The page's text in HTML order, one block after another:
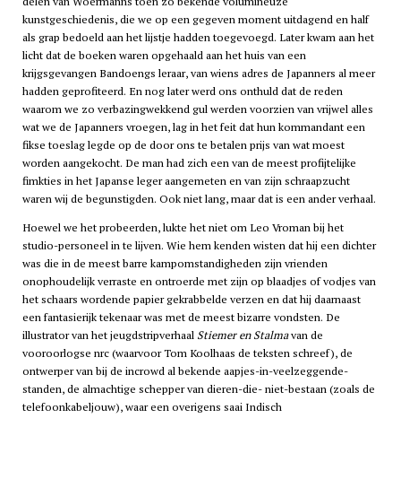
kunstgeschiedenis, die we op een gegeven moment uitdagend en half
als grap bedoeld aan het lijstje hadden toegevoegd. Later kwam aan het
licht dat de boeken waren opgehaald aan het huis van een
krijgsgevangen Bandoengs leraar, van wiens adres de Japanners al meer
hadden geprofiteerd. En nog later werd ons onthuld dat de reden
waarom we zo verbazingwekkend gul werden voorzien van vrijwel alles
wat we de Japanners vroegen, lag in het feit dat hun kommandant een
fikse toeslag legde op de door ons te betalen prijs van wat moest
worden aangekocht. De man had zich een van de meest profijtelijke
fimkties in het Japanse leger aangemeten en van zijn schraapzucht
waren wij de begunstigden. Ook niet lang, maar dat is een ander verhaal.
Hoewel we het probeerden, lukte het niet om Leo Vroman bij het
studio-personeel in te lijven. Wie hem kenden wisten dat hij een dichter
was die in de meest barre kampomstandigheden zijn vrienden
onophoudelijk verraste en ontroerde met zijn op blaadjes of vodjes van
het schaars wordende papier gekrabbelde verzen en dat hij daarnaast
een fantasierijk tekenaar was met de meest bizarre vondsten. De
illustrator van het jeugdstripverhaal Stiemer en Stalmavan de
vooroorlogse nrc(waarvoor Tom Koolhaas de teksten schreef), de
ontwerper van bij de incrowd al bekende aapjes-in-veelzeggende-
standen, de almachtige schepper van dieren-die- niet-bestaan (zoals de
telefoonkabeljouw), waar een overigens saai Indisch